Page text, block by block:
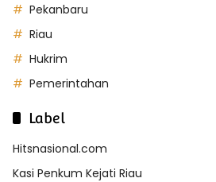
Pekanbaru
Riau
Hukrim
Pemerintahan
Label
Hitsnasional.com
Kasi Penkum Kejati Riau